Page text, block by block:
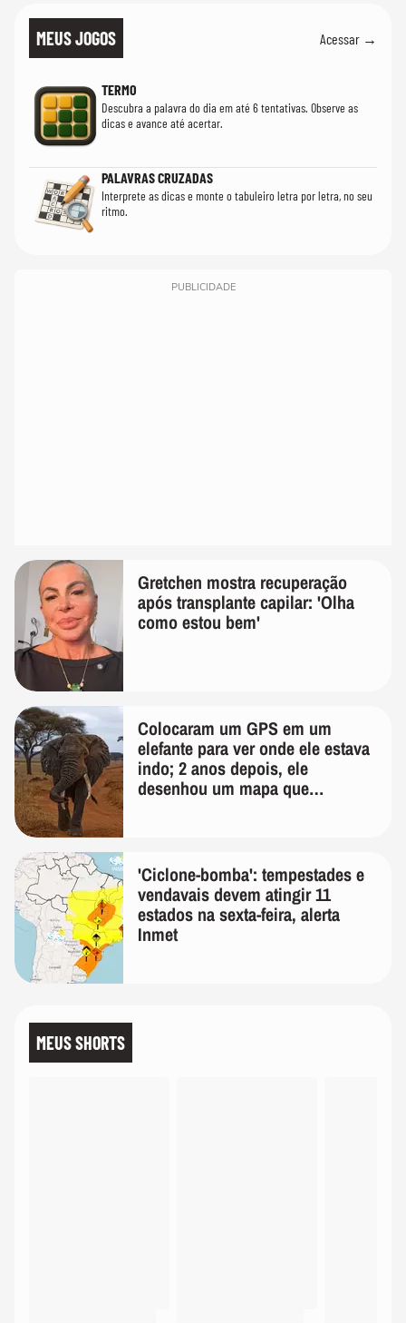
MEUS JOGOS Acessar →
TERMO
Descubra a palavra do dia em até 6 tentativas. Observe as
dicas e avance até acertar.
PALAVRAS CRUZADAS
Interprete as dicas e monte o tabuleiro letra por letra, no seu
ritmo.
PUBLICIDADE
Gretchen mostra recuperação
após transplante capilar: 'Olha
como estou bem'
Colocaram um GPS em um
elefante para ver onde ele estava
indo; 2 anos depois, ele
desenhou um mapa que
'Ciclone-bomba': tempestades e
vendavais devem atingir 11
estados na sexta-feira, alerta
Inmet
MEUS SHORTS